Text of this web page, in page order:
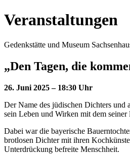
Veranstaltungen
Gedenkstätte und Museum
„Den Tagen, die
26. Juni 2025 – 18:30 Uhr
Der Name des jüdischen Dichters
sein Leben und Wirken mit dem
Dabei war die bayerische
brotlosen Dichter mit ihren
Unterdrückung befreite Menschheit.